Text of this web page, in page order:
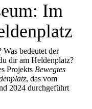
Im
Was bedeutet der
dir am Heldenplatz?
Projekts Bewegtes
, das vom
2024 durchgeführt